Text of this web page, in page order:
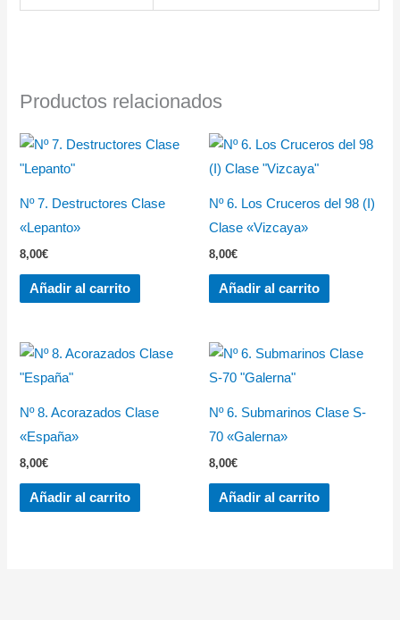
Productos relacionados
Nº 7. Destructores Clase
«Lepanto»
8,00€
Añadir al carrito
Nº 6. Los Cruceros del 98 (I)
Clase «Vizcaya»
8,00€
Añadir al carrito
Nº 8. Acorazados Clase
«España»
8,00€
Añadir al carrito
Nº 6. Submarinos Clase S-
70 «Galerna»
8,00€
Añadir al carrito